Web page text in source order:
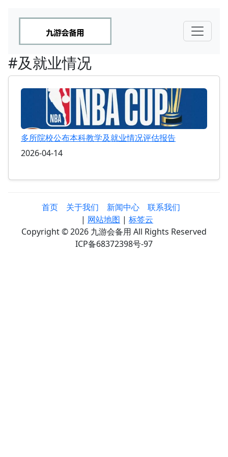
#及就业情况
多所院校公布本科教学及就业情况评估报告
2026-04-14
首页 关于我们 新闻中心
联系我们
| 网站地图 | 标签云
Copyright © 2026 九游会备用 All Rights Reserved
ICP备68372398号-97